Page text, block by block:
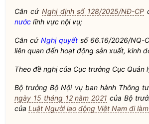
Căn cứ Nghị định số 128/2025/NĐ-CP
nước lĩnh vực nội vụ;
Căn cứ Nghị quyết số 66.16/2026/NQ-
liên quan đến hoạt động sản xuất, kinh
Theo đề nghị của Cục trưởng Cục Quản
Bộ trưởng BộNội vụban hành Thông
ngày 15 tháng 12 năm 2021 của Bộ
của Luật Người lao động Việt Nam đi